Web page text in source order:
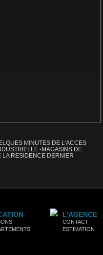
MINUTES DE L'ACCES
-MAGASINS DE
LA RESIDENCE DERNIER
L'AGENCE
CONTACT
ESTIMATION